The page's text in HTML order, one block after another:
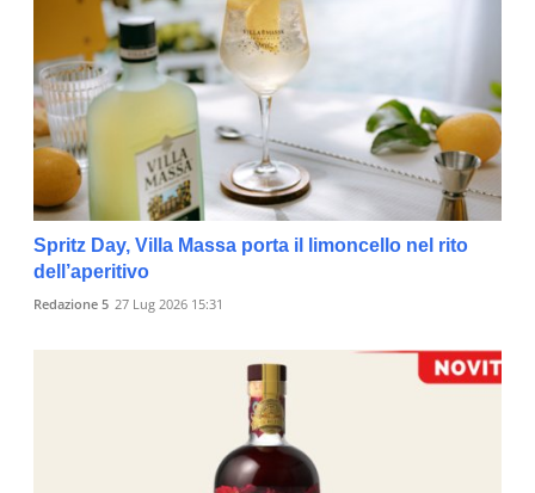
Spritz Day, Villa Massa porta il limoncello nel rito
dell’aperitivo
Redazione 5 27 Lug 2026 15:31